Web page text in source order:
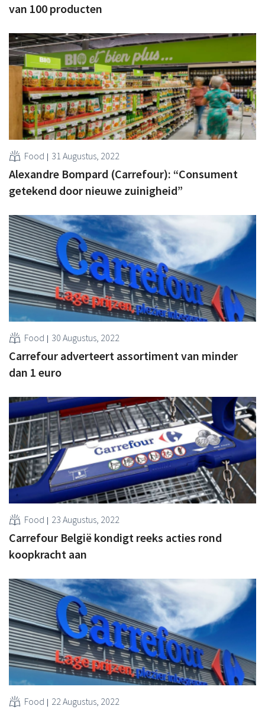
van 100 producten
Food 31 Augustus, 2022
Alexandre Bompard (Carrefour): “Consument
getekend door nieuwe zuinigheid”
Food 30 Augustus, 2022
Carrefour adverteert assortiment van minder
dan 1 euro
Food 23 Augustus, 2022
Carrefour België kondigt reeks acties rond
koopkracht aan
Food 22 Augustus, 2022